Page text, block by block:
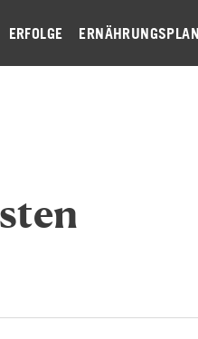
ERFOLGE ERNÄHRUNGSPLAN